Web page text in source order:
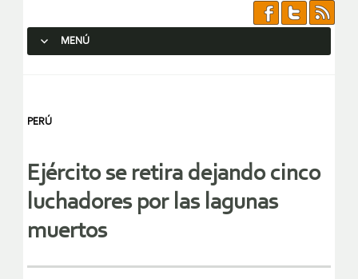
MENÚ
PERÚ
Ejército se retira dejando cinco
luchadores por las lagunas
muertos